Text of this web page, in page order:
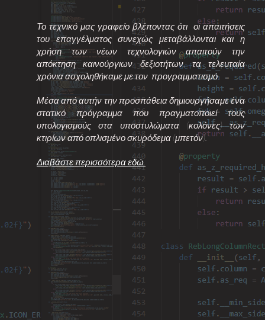
Το τεχνικό μας γραφείο βλέποντας ότι οι απαιτήσεις
του επαγγέλματος συνεχώς μεταβάλλονται και η
χρήση των νέων τεχνολογιών απαιτούν την
απόκτηση καινούργιων δεξιοτήτων, τα τελευταία
χρόνια ασχοληθήκαμε με τον προγραμματισμό.
Μέσα από αυτήν την προσπάθεια δημιουργήσαμε ένα
στατικό πρόγραμμα που πραγματοποιεί τους
υπολογισμούς στα υποστυλώματα (κολόνες) των
κτιρίων από οπλισμένο σκυρόδεμα (μπετόν).
Διαβάστε περισσότερα εδώ.